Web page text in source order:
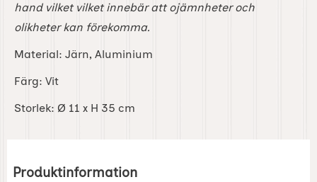
hand vilket vilket innebär att ojämnheter och
olikheter kan förekomma.
Material: Järn, Aluminium
Färg: Vit
Storlek: Ø 11 x H 35 cm
Produktinformation